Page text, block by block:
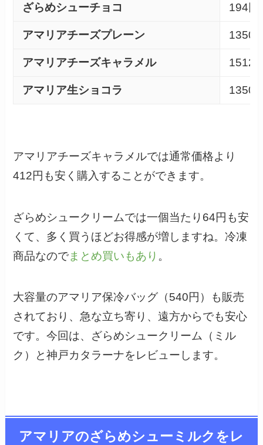
ざらめシューチョコ 194円
アマリアチーズプレーン 1350
アマリアチーズキャラメル 1512
アマリア生ショコラ 1350
アマリアチーズキャラメルでは通常価格より
412円も安く購入することができます。
ざらめシュークリームでは一個当たり64円も安
くて、多く買うほどお得感が増しますね。冷凍
商品なのでまとめ買いもあり 。
大容量のアマリア保冷バッグ（540円）も販売
されており、急な立ち寄り、遠方からでも安心
です。今回は、ざらめシュークリーム（ミル
ク）と神戸カタラーナをレビューします。
アマリアのざらめシューミルクをレ